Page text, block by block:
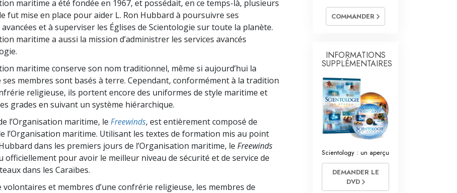
? L’échelle des tons émotionnels
Réponses aux drogues
Des outils pour le monde du travail
L’éthique et les conditions
La raison de l’oppression
Les investigations
Les fondements des relations publiques
maritime a été fondée en 1967, et possédait, en ce temps-là, plusieurs
fut mise en place pour aider L. Ron Hubbard à poursuivre ses
et à superviser les Églises de Scientologie sur toute la planète.
maritime a aussi la mission d’administrer les services avancés
maritime conserve son nom traditionnel, même si aujourd’hui la
ses membres sont basés à terre. Cependant, conformément à la tradition
religieuse, ils portent encore des uniformes de style maritime et
grades en suivant un système hiérarchique.
l’Organisation maritime, le Freewinds, est entièrement composé de
l’Organisation maritime. Utilisant les textes de formation mis au point
dans les premiers jours de l’Organisation maritime, le Freewinds
officiellement pour avoir le meilleur niveau de sécurité et de service de
dans les Caraïbes.
volontaires et membres d’une confrérie religieuse, les membres de
COMMANDER
INFORMATIONS
SUPPLÉMENTAIRES
Scientology : un aperçu
DEMANDER LE
DVD